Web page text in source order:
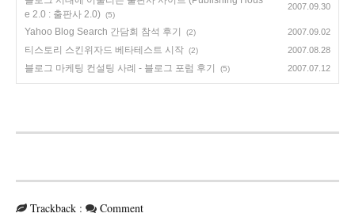
e 2.0 : 출판사 2.0) (5)
2007.09.30
Yahoo Blog Search 간담회 참석 후기 (2) 2007.09.02
티스토리 스킨위자드 베타테스트 시작 (2) 2007.08.28
블로그 마케팅 컨설팅 사례 - 블로그 포럼 후기 (5) 2007.07.12
Trackback : Comment